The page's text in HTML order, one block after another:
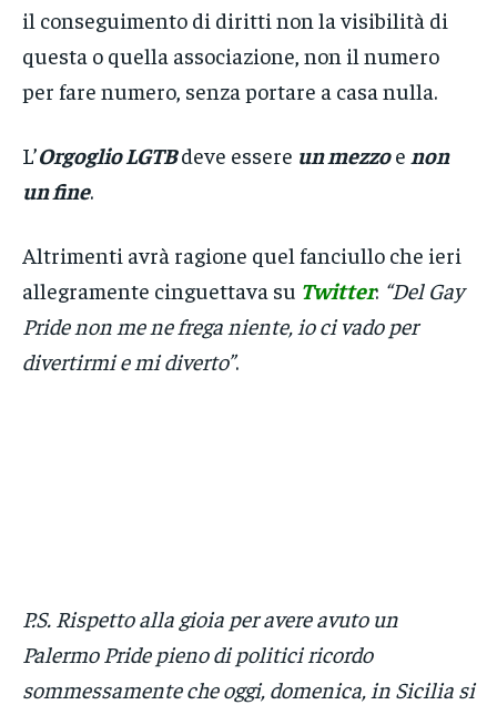
il conseguimento di diritti non la visibilità di
questa o quella associazione, non il numero
per fare numero, senza portare a casa nulla.
L’Orgoglio LGTBdeve essere un mezzoe non
un fine.
Altrimenti avrà ragione quel fanciullo che ieri
allegramente cinguettava su Twitter: “Del Gay
Pride non me ne frega niente, io ci vado per
divertirmi e mi diverto”.
P.S. Rispetto alla gioia per avere avuto un
Palermo Pride pieno di politici ricordo
sommessamente che oggi, domenica, in Sicilia si